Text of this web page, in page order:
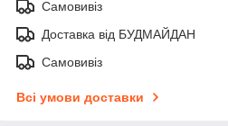
Самовивіз
Доставка від БУДМАЙДАН
Самовивіз
Всі умови доставки